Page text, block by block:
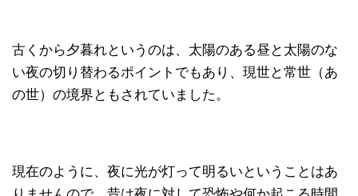
古くから夕暮れというのは、太陽のある昼と太陽のな
い夜の切り替わるポイントでもあり、現世と常世（あ
の世）の境界ともされていました。
現在のように、夜に光が灯って明るいということはあ